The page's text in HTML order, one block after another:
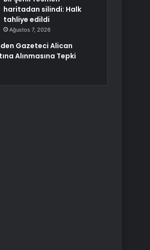
haritadan silindi: Halk
tahliye edildi
Ağustos 7, 2026
Gazeteci Alican
Alınmasına Tepki